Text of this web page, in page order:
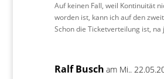
Auf keinen Fall, weil Kontinuität
worden ist, kann ich auf den
Schon die Ticketverteilung ist, na
Ralf Busch am Mi..